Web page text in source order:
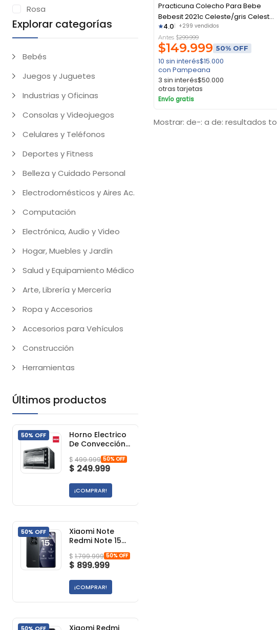
Rosa
Explorar categorías
Bebés
Juegos y Juguetes
Industrias y Oficinas
Consolas y Videojuegos
Celulares y Teléfonos
Deportes y Fitness
Belleza y Cuidado Personal
Electrodomésticos y Aires Ac.
Computación
Electrónica, Audio y Video
Hogar, Muebles y Jardín
Salud y Equipamiento Médico
Arte, Librería y Mercería
Ropa y Accesorios
Accesorios para Vehículos
Construcción
Herramientas
Últimos productos
50% OFF
Horno Electrico
De Convección
R65conv Color
Negro 65 Negro
$499.999 50% OFF
$ 249.999
¡COMPRAR!
50% OFF
Xiaomi Note
Redmi Note 15
Pro Negro
$1.799.999 50% OFF
$ 899.999
¡COMPRAR!
Xiaomi Redmi
Practicuna Colecho Para Bebe
Bebesit 2021c Celeste/gris Celeste
Premium
4.0 +299 vendidos
Antes $299.999
$149.999 50% OFF
10 sin interés$15.000
con Pampeana
3 sin interés$50.000
otras tarjetas
Envío gratis
Mostrar: de-: a de: resultados